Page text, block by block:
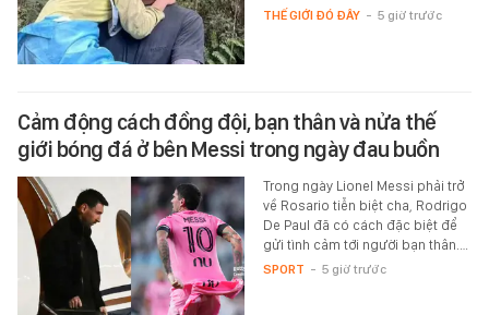
THẾ GIỚI ĐÓ ĐÂY - 5 giờ trước
Cảm động cách đồng đội, bạn thân và nửa thế
giới bóng đá ở bên Messi trong ngày đau buồn
Trong ngày Lionel Messi phải trở
về Rosario tiễn biệt cha, Rodrigo
De Paul đã có cách đặc biệt để
gửi tình cảm tới người bạn thân.…
SPORT - 5 giờ trước